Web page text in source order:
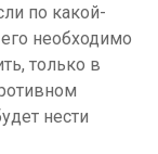
по какой-
необходимо
только в
нести